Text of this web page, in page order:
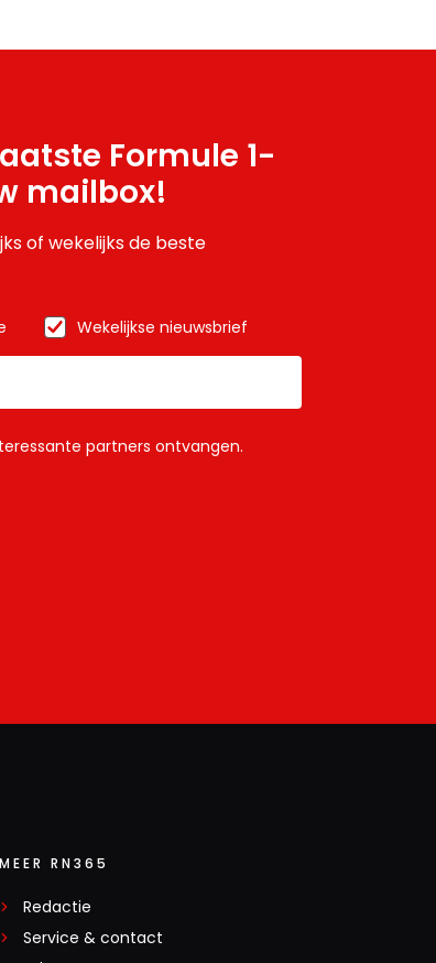
Formule 1-
mailbox!
of wekelijks de beste
Wekelijkse nieuwsbrief
partners ontvangen.
MEER RN365
Redactie
Service & contact